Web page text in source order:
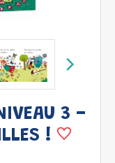
3 -
!